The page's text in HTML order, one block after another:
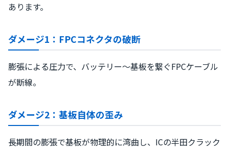
あります。
ダメージ1：FPCコネクタの破断
膨張による圧力で、バッテリー〜基板を繋ぐFPCケーブル
が断線。
ダメージ2：基板自体の歪み
長期間の膨張で基板が物理的に湾曲し、ICの半田クラック